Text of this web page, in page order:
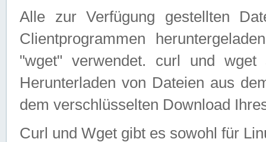
Alle zur Verfügung gestellten
Clientprogrammen
"wget" verwendet. curl und wget
Herunterladen von Dateien aus
dem verschlüsselten Download
Curl und Wget gibt es sowohl für